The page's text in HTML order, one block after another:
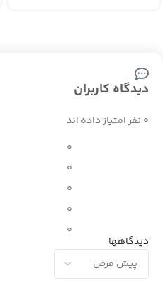
دیدگاه کاربران
0 نفر امتیاز داده اند
0
0
0
0
0
دیدگاهها